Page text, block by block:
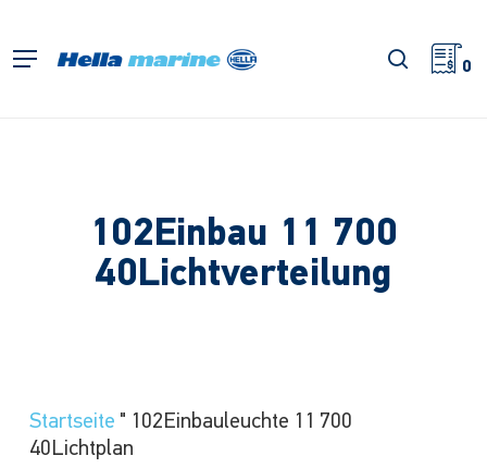
springen
Menü Suche
0
102Einbau 11 700
40Lichtverteilung
Startseite " 102Einbauleuchte 11 700
40Lichtplan